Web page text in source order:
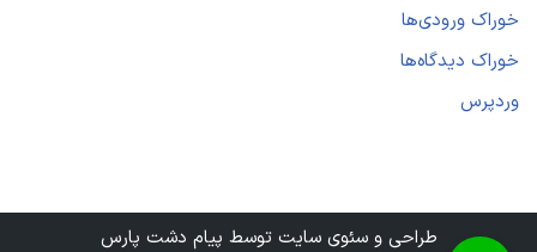
خوراک ورودی‌ها
خوراک دیدگاه‌ها
وردپرس
طراحی و سئوی سایت توسط پیام دشت پارس